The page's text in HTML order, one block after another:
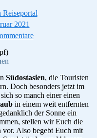
Reiseportal
2021
zu
Die
in
Südostasien
Südostasien, die Touristen
Doch besonders jetzt im
so manch einer einen
in einem weit entfernten
der Sonne ein
stellen wir Euch die
vor. Also begebt Euch mit